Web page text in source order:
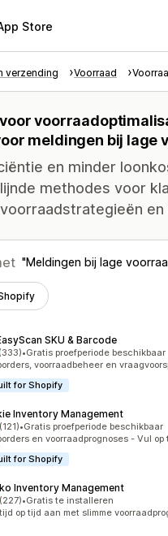
Store
verzending Voorraad
meldingen bij lage
en minder
methodes voor
en
Meldingen bij lage
SKU & Barcode
5 sterren
(333) in totaal
•Gratis proefperiode beschikbaar
voorraadbeheer en
for Shopify
Inventory Management
5 sterren
(121) in totaal
•Gratis proefperiode beschikbaar
en voorraadprognoses - Vul op
for Shopify
Inventory Management
5 sterren
(227) in totaal
•Gratis te installeren
op tijd aan met slimme